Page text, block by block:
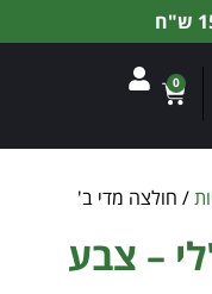
0
/ חולצה מדי ב'
– צבע